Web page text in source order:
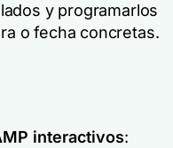
y programarlos
o fecha concretas.
interactivos: